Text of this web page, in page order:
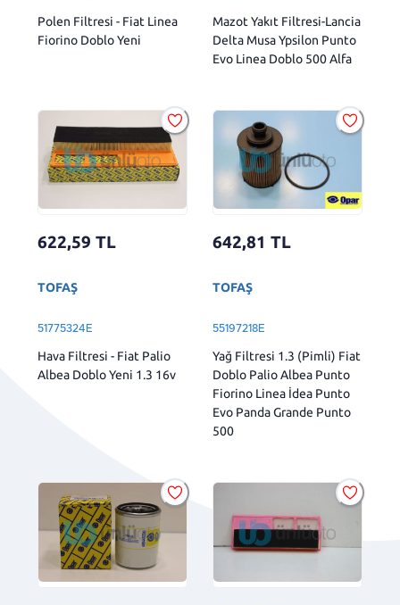
Polen Filtresi - Fiat Linea
Fiorino Doblo Yeni
Mazot Yakıt Filtresi-Lancia
Delta Musa Ypsilon Punto
Evo Linea Doblo 500 Alfa
622,59 TL
TOFAŞ
51775324E
Hava Filtresi - Fiat Palio
Albea Doblo Yeni 1.3 16v
642,81 TL
TOFAŞ
55197218E
Yağ Filtresi 1.3 (Pimli) Fiat
Doblo Palio Albea Punto
Fiorino Linea İdea Punto
Evo Panda Grande Punto
500